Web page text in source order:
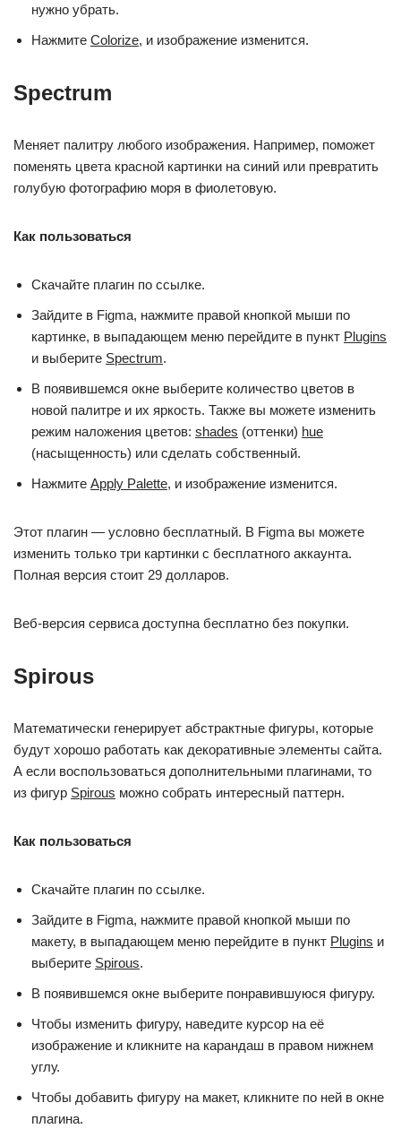
нужно убрать.
Нажмите Colorize, и изображение изменится.
Spectrum
Меняет палитру любого изображения. Например, поможет
поменять цвета красной картинки на синий или превратить
голубую фотографию моря в фиолетовую.
Как пользоваться
Скачайте плагин по ссылке.
Зайдите в Figma, нажмите правой кнопкой мыши по
картинке, в выпадающем меню перейдите в пункт Plugins
и выберите Spectrum.
В появившемся окне выберите количество цветов в
новой палитре и их яркость. Также вы можете изменить
режим наложения цветов: shades (оттенки) hue
(насыщенность) или сделать собственный.
Нажмите Apply Palette, и изображение изменится.
Этот плагин — условно бесплатный. В Figma вы можете
изменить только три картинки с бесплатного аккаунта.
Полная версия стоит 29 долларов.
Веб-версия сервиса доступна бесплатно без покупки.
Spirous
Математически генерирует абстрактные фигуры, которые
будут хорошо работать как декоративные элементы сайта.
А если воспользоваться дополнительными плагинами, то
из фигур Spirous можно собрать интересный паттерн.
Как пользоваться
Скачайте плагин по ссылке.
Зайдите в Figma, нажмите правой кнопкой мыши по
макету, в выпадающем меню перейдите в пункт Plugins и
выберите Spirous.
В появившемся окне выберите понравившуюся фигуру.
Чтобы изменить фигуру, наведите курсор на её
изображение и кликните на карандаш в правом нижнем
углу.
Чтобы добавить фигуру на макет, кликните по ней в окне
плагина.